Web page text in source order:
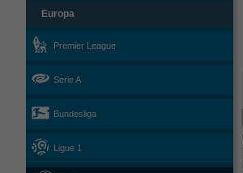
Europa
Premier League
Serie A
Bundesliga
Ligue 1